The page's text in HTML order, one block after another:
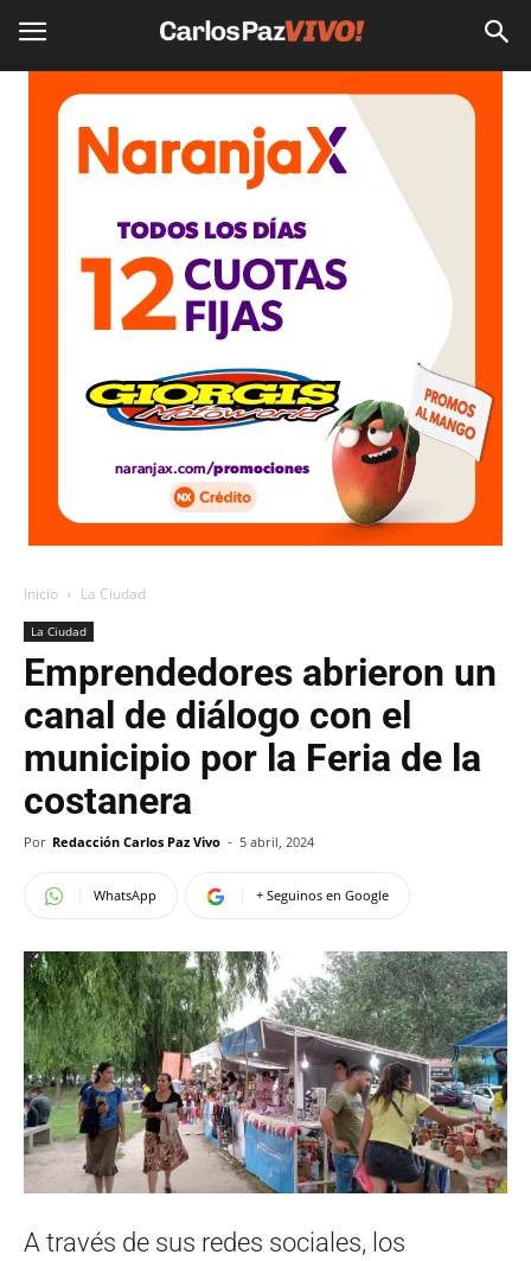
Inicio La Ciudad
La Ciudad
Emprendedores abrieron un
canal de diálogo con el
municipio por la Feria de la
costanera
Por Redacción Carlos Paz Vivo - 5 abril, 2024
WhatsApp + Seguinos en Google
A través de sus redes sociales, los